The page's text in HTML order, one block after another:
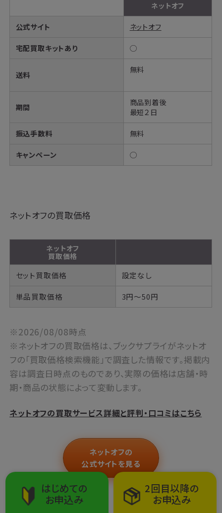
はじめての
お申込み
2回目以降の
お申込み
ネットオフ
公式サイト ネットオフ
宅配買取キットあり ◯
送料
無料
期間
商品到着後
最短２日
振込手数料 無料
キャンペーン ◯
ネットオフの買取価格
ネットオフ
買取価格
セット買取価格 設定なし
単品買取価格 3円～50円
※2026/08/08時点
※ネットオフの買取価格は、ブックサプライがネットオ
フの「買取価格検索機能」で調査した情報です。掲載内
容は調査日時点のものであり、実際の価格は店舗・時
期・商品の状態によって変動します。
ネットオフの買取サービス詳細と評判・口コミはこちら
ネットオフの
公式サイトを見る